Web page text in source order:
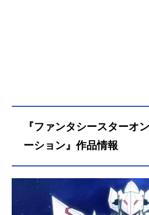
『ファンタシースターオ
ーション』作品情報